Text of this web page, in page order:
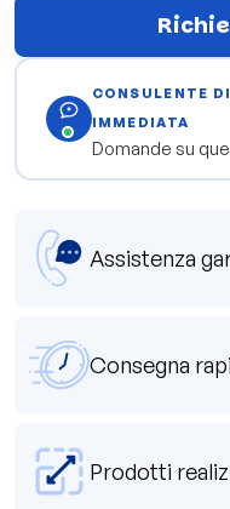
CONSULENTE
IMMEDIATA
Domande su
Assistenza
Consegna
Prodotti